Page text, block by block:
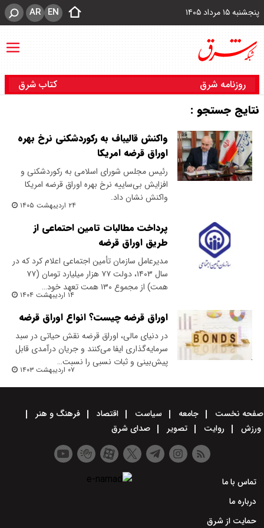
پنجشنبه ۱۵ مرداد ۱۴۰۵ EN
AR
روزنامه شرق کتاب شرق
نتایج جستجو :
واکنش‌ قالیباف به رکوردشکنی نرخ بهره
اوراق قرضه امریکا
رئیس مجلس شورای اسلامی به رکوردشکنی و
افزایش بی‌ساییه نرخ بهره اوراق قرضه امریکا
واکنش نشان داد.
۲۴ اردیبهشت ۱۴۰۵
پرداخت مطالبات تامین احتماعی از
طریق اوراق قرضه
مدیرعامل سازمان تأمین اجتماعی اعلام کرد که در
سال ۱۴۰۳، دولت ۷۷ هزار میلیارد تومان (۷۷
همت) از مجموع ۱۳۰ همت تعهد خود…
۱۴ اردیبهشت ۱۴۰۴
اوراق قرضه چیست؟ انواع اوراق قرضه
در دنیای مالی، اوراق قرضه نقش حیاتی در سبد
سرمایه‌گذاری ایفا می‌کنند و جریان درآمدی قابل
پیش‌بینی و ثبات نسبی را نسبت…
۰۷ اردیبهشت ۱۴۰۳
صفحه نخست جامعه سیاست اقتصاد
فرهنگ و هنر
ورزش
روایت تصویر صدای شرق
تماس با ما
درباره ما
حمایت از شرق